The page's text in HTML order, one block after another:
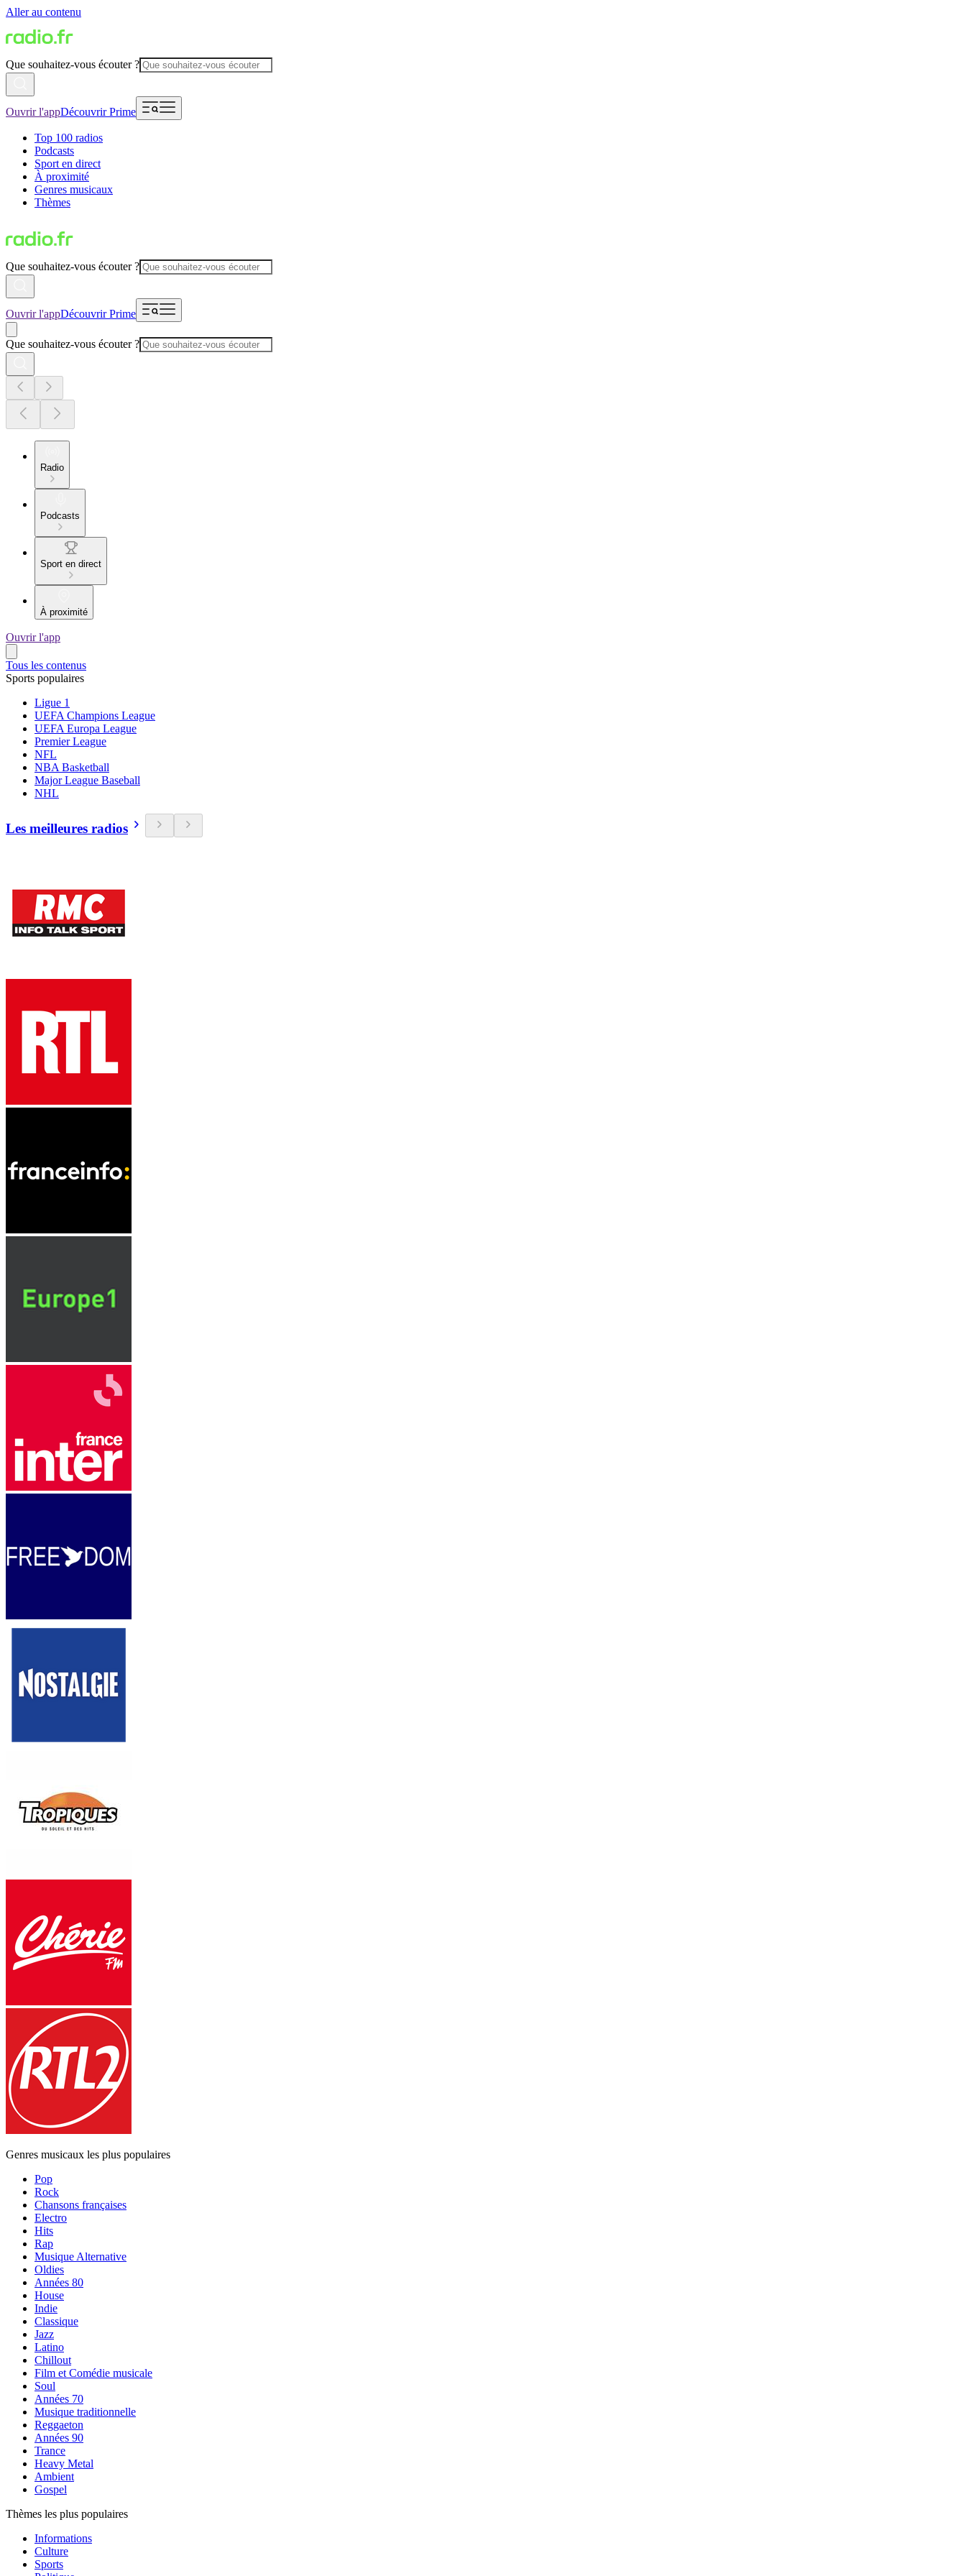
Aller au contenu
Que souhaitez-vous écouter ?
Ouvrir l'appDécouvrir Prime
Top 100 radios
Podcasts
Sport en direct
À proximité
Genres musicaux
Thèmes
Que souhaitez-vous écouter ?
Ouvrir l'appDécouvrir Prime
Que souhaitez-vous écouter ?
Radio
Podcasts
Sport en direct
À proximité
Ouvrir l'app
Tous les contenus
Sports populaires
Ligue 1
UEFA Champions League
UEFA Europa League
Premier League
NFL
NBA Basketball
Major League Baseball
NHL
Les meilleures radios
Genres musicaux les plus populaires
Pop
Rock
Chansons françaises
Electro
Hits
Rap
Musique Alternative
Oldies
Années 80
House
Indie
Classique
Jazz
Latino
Chillout
Film et Comédie musicale
Soul
Années 70
Musique traditionnelle
Reggaeton
Années 90
Trance
Heavy Metal
Ambient
Gospel
Thèmes les plus populaires
Informations
Culture
Sports